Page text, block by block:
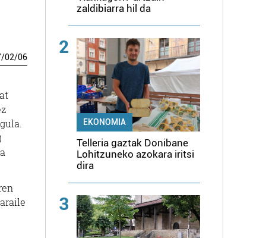
/02/06
zaldibiarra hil da
2
EKONOMIA
Telleria gaztak Donibane
Lohitzuneko azokara iritsi
dira
3